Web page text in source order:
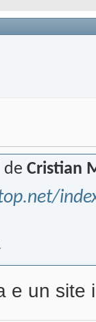
de Cristian
e un site